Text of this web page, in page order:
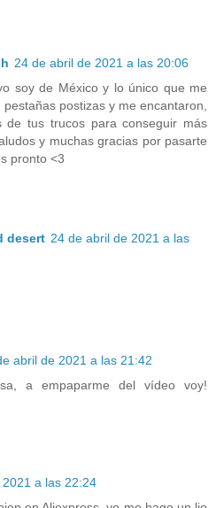
24 de abril de 2021 a las 20:06
soy de México y lo único que me
postizas y me encantaron,
de tus trucos para conseguir más
y muchas gracias por pasarte
pronto <3
desert 24 de abril de 2021 a las
abril de 2021 a las 21:42
a empaparme del vídeo voy!
a las 22:24